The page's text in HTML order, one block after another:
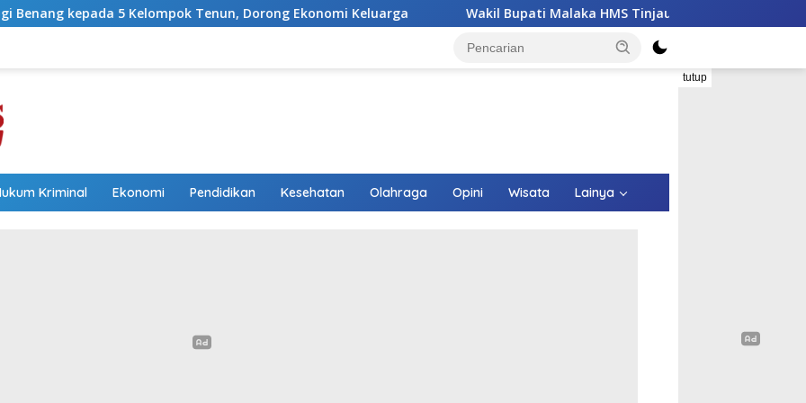
Tenun, Dorong Ekonomi Keluarga Wakil Bupati Malaka HMS Tinjau Kelompok Peternak Babi Binaannya di
tutup
Kriminal Ekonomi Pendidikan Kesehatan Olahraga Opini Wisata Lainya